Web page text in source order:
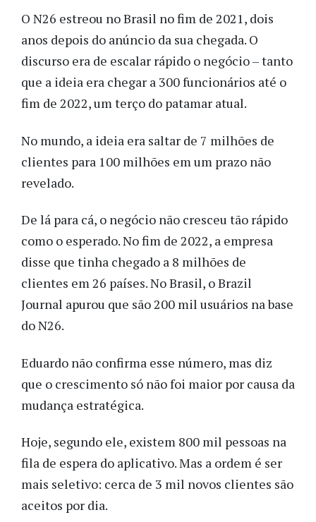
O N26 estreou no Brasil no fim de 2021, dois
anos depois do anúncio da sua chegada. O
discurso era de escalar rápido o negócio – tanto
que a ideia era chegar a 300 funcionários até o
fim de 2022, um terço do patamar atual.
No mundo, a ideia era saltar de 7 milhões de
clientes para 100 milhões em um prazo não
revelado.
De lá para cá, o negócio não cresceu tão rápido
como o esperado. No fim de 2022, a empresa
disse que tinha chegado a 8 milhões de
clientes em 26 países. No Brasil, o Brazil
Journal apurou que são 200 mil usuários na base
do N26.
Eduardo não confirma esse número, mas diz
que o crescimento só não foi maior por causa da
mudança estratégica.
Hoje, segundo ele, existem 800 mil pessoas na
fila de espera do aplicativo. Mas a ordem é ser
mais seletivo: cerca de 3 mil novos clientes são
aceitos por dia.